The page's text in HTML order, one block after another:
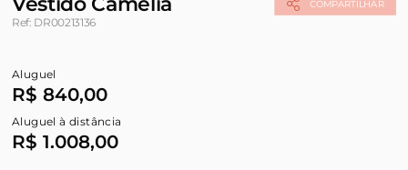
COMPARTILHAR
Ref: DR00213136
Aluguel
R$ 840,00
Aluguel à distância
R$ 1.008,00